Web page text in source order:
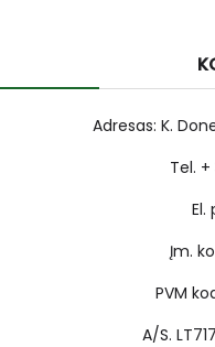
Adresas: K.
Tel.
El.
Įm.
PVM
A/S.